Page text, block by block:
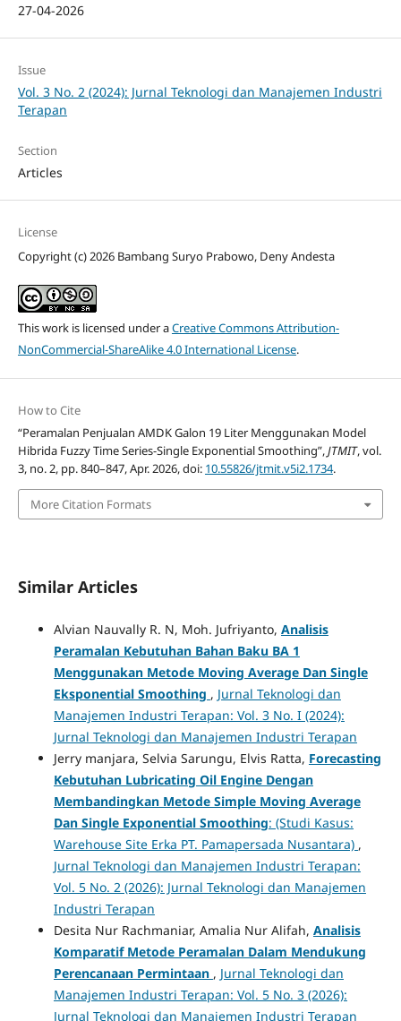
27-04-2026
Issue
Vol. 3 No. 2 (2024): Jurnal Teknologi dan Manajemen Industri
Terapan
Section
Articles
License
Copyright (c) 2026 Bambang Suryo Prabowo, Deny Andesta
This work is licensed under aCreative Commons Attribution-
NonCommercial-ShareAlike 4.0 International License.
How to Cite
“Peramalan Penjualan AMDK Galon 19 Liter Menggunakan Model
Hibrida Fuzzy Time Series-Single Exponential Smoothing”,JTMIT, vol.
3, no. 2, pp. 840–847, Apr. 2026, doi: 10.55826/jtmit.v5i2.1734.
More Citation Formats
Similar Articles
Alvian Nauvally R. N, Moh. Jufriyanto, Analisis
Peramalan Kebutuhan Bahan Baku BA 1
Menggunakan Metode Moving Average Dan Single
Eksponential Smoothing , Jurnal Teknologi dan
Manajemen Industri Terapan: Vol. 3 No. I (2024):
Jurnal Teknologi dan Manajemen Industri Terapan
Jerry manjara, Selvia Sarungu, Elvis Ratta, Forecasting
Kebutuhan Lubricating Oil Engine Dengan
Membandingkan Metode Simple Moving Average
Dan Single Exponential Smoothing: (Studi Kasus:
Warehouse Site Erka PT. Pamapersada Nusantara) ,
Jurnal Teknologi dan Manajemen Industri Terapan:
Vol. 5 No. 2 (2026): Jurnal Teknologi dan Manajemen
Industri Terapan
Desita Nur Rachmaniar, Amalia Nur Alifah, Analisis
Komparatif Metode Peramalan Dalam Mendukung
Perencanaan Permintaan , Jurnal Teknologi dan
Manajemen Industri Terapan: Vol. 5 No. 3 (2026):
Jurnal Teknologi dan Manajemen Industri Terapan